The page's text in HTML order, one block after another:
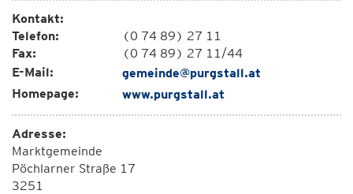
Kontakt:
Telefon:
(0 74 89) 27 11
Fax:
(0 74 89) 27 11/44
E-Mail:
gemeinde@purgstall.at
Homepage:
www.purgstall.at
Adresse:
Marktgemeinde
Pöchlarner Straße 17
3251